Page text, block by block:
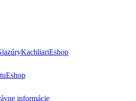
KachliariEshop
Eshop
informácie